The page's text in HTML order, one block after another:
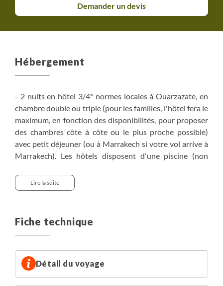
Demander un devis
Hébergement
- 2 nuits en hôtel 3/4* normes locales à Ouarzazate, en
chambre double ou triple (pour les familles, l'hôtel fera le
maximum, en fonction des disponibilités, pour proposer
des chambres côte à côte ou le plus proche possible)
avec petit déjeuner (ou à Marrakech si votre vol arrive à
Marrakech). Les hôtels disposent d'une piscine (non
chauffée).
- 3 nuits en bivouac*, sous tente double ou twin (montée
par notre équipe logistique sur place), attention pas de
un enfant, il faudra prévoir un supplément pour avoir
une tente individuelle, sinon dans le cas d’une autre
pourront partager leur tente).
- 1 nuit en campement fixe à l’oasis de Bounou (chambre
de 2 à 4, avec lits simples ou tente dortoir nomade avec
Lire la suite
Fiche technique
Détail du voyage